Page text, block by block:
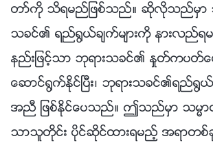
တာ္ကို သိရမည္ျဖစ္သည္။ ဆိုလိုသည္မွာ
သခင္၏ ရည္႐ြယ္ခ်က္မ်ားကို နားလည္
နည္းျဖင့္သာ ဘုရားသခင္၏ ႏႈတ္ကပတ္
ေဆာင္႐ြက္ႏိုင္ၿပီး၊ ဘုရားသခင္၏ရည္႐ြ
အညီ ျဖစ္ႏိုင္ေပသည္။ ဤသည္မွာ သမၼာတ
သာသူတိုင္း ပိုင္ဆိုင္ထားရမည့္ အရာတစ္ခုျ